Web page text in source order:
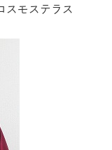
スモステラス